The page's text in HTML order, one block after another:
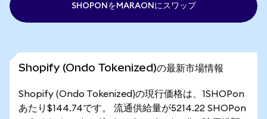
SHOPONをMARAONにスワップ
Shopify (Ondo Tokenized)の最新市場情報
Shopify (Ondo Tokenized)の現行価格は、1SHOPon
あたり$144.74です。 流通供給量が5214.22 SHOPon